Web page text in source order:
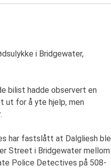
i Bridgewater,
bilist hadde observert en
ut for å yte hjelp, men
har fastslått at Dalgliesh ble
Street i Bridgewater mellom
Police Detectives på 508-